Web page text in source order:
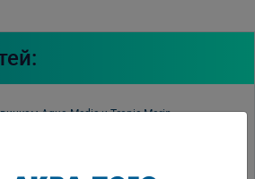
Aqua Medic и Tropic Marin
распродажа уже сейчас